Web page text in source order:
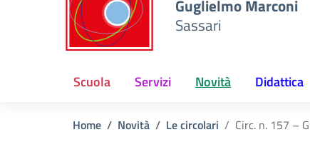
Guglielmo Marconi
Sassari
Scuola Servizi Novità Didattica
Home Novità Le circolari Circ. n. 157 –